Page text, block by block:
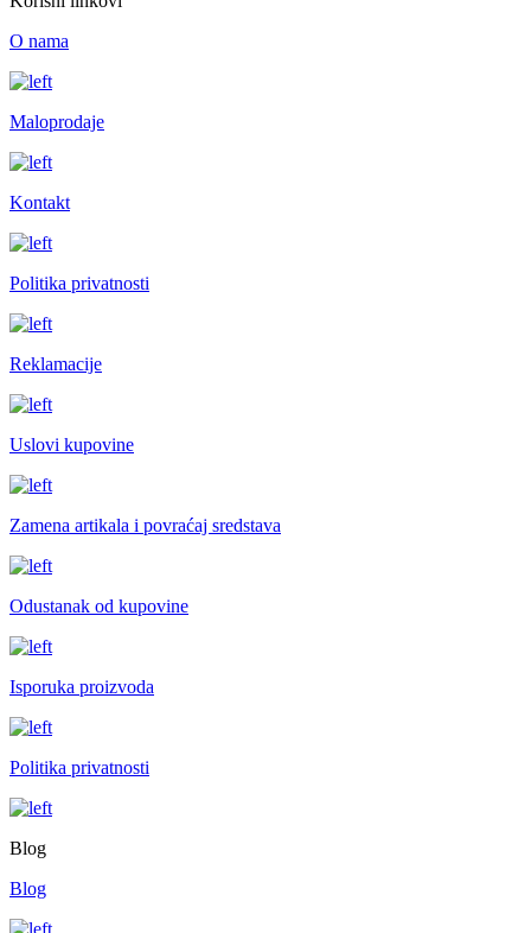
O nama
Maloprodaje
Kontakt
Politika privatnosti
Reklamacije
Uslovi kupovine
Zamena artikala i povraćaj sredstava
Odustanak od kupovine
Isporuka proizvoda
Politika privatnosti
Blog
Blog